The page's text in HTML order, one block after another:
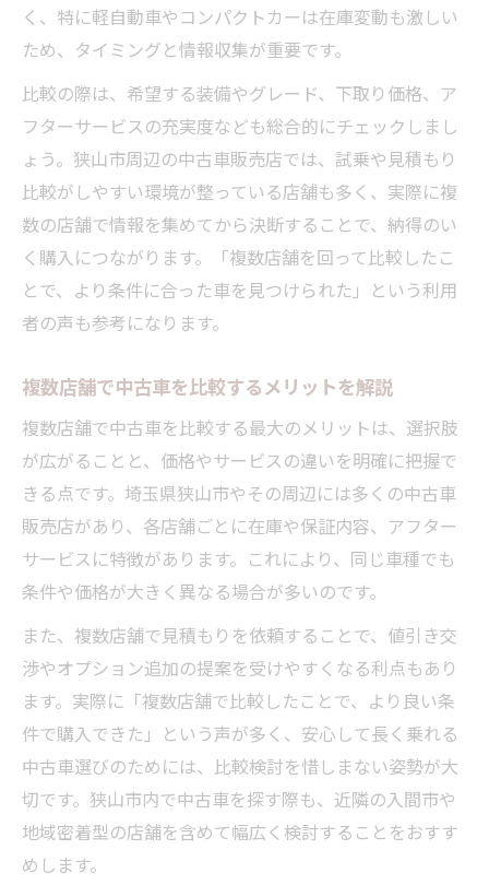
く、特に軽自動車やコンパクトカーは在庫変動も激しい
ため、タイミングと情報収集が重要です。
比較の際は、希望する装備やグレード、下取り価格、ア
フターサービスの充実度なども総合的にチェックしまし
ょう。狭山市周辺の中古車販売店では、試乗や見積もり
比較がしやすい環境が整っている店舗も多く、実際に複
数の店舗で情報を集めてから決断することで、納得のい
く購入につながります。「複数店舗を回って比較したこ
とで、より条件に合った車を見つけられた」という利用
者の声も参考になります。
複数店舗で中古車を比較するメリットを解説
複数店舗で中古車を比較する最大のメリットは、選択肢
が広がることと、価格やサービスの違いを明確に把握で
きる点です。埼玉県狭山市やその周辺には多くの中古車
販売店があり、各店舗ごとに在庫や保証内容、アフター
サービスに特徴があります。これにより、同じ車種でも
条件や価格が大きく異なる場合が多いのです。
また、複数店舗で見積もりを依頼することで、値引き交
渉やオプション追加の提案を受けやすくなる利点もあり
ます。実際に「複数店舗で比較したことで、より良い条
件で購入できた」という声が多く、安心して長く乗れる
中古車選びのためには、比較検討を惜しまない姿勢が大
切です。狭山市内で中古車を探す際も、近隣の入間市や
地域密着型の店舗を含めて幅広く検討することをおすす
めします。